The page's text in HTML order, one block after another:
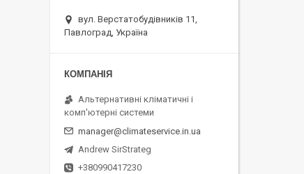
вул. Верстатобудівників 11,
Павлоград, Україна
Альтернативні кліматичні і
комп'ютерні системи
manager@climateservice.in.ua
Andrew SirStrateg
+380990417230